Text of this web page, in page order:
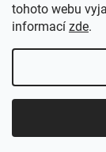
tohoto webu
informací zde.
Copyright